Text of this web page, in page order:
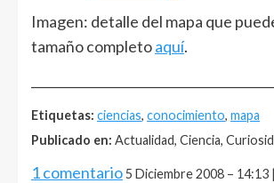
Imagen: detalle del mapa que
tamaño completoaquí.
Etiquetas: ciencias, conocimiento, mapa
Publicado en: Actualidad, Ciencia,
1 comentario5 Diciembre 2008 –